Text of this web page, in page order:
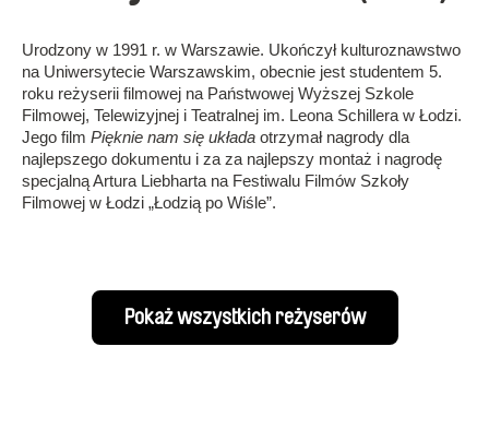
Urodzony w 1991 r. w Warszawie. Ukończył kulturoznawstwo
na Uniwersytecie Warszawskim, obecnie jest studentem 5.
roku reżyserii filmowej na Państwowej Wyższej Szkole
Filmowej, Telewizyjnej i Teatralnej im. Leona Schillera w Łodzi.
Jego film Pięknie nam się układa otrzymał nagrody dla
najlepszego dokumentu i za za najlepszy montaż i nagrodę
specjalną Artura Liebharta na Festiwalu Filmów Szkoły
Filmowej w Łodzi „Łodzią po Wiśle”.
Pokaż wszystkich reżyserów